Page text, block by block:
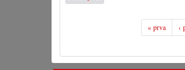
Maraton
narodne
grupe
« prva ‹